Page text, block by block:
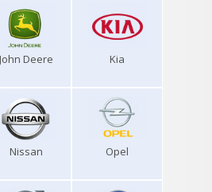
John Deere Kia
Nissan Opel